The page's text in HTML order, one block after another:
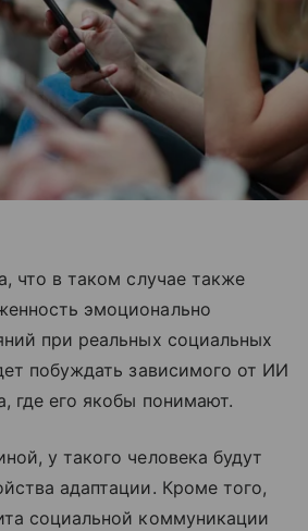
что в таком случае также
эмоционально
при реальных социальных
побуждать зависимого от ИИ
где его якобы понимают.
у такого человека будут
адаптации. Кроме того,
социальной коммуникации